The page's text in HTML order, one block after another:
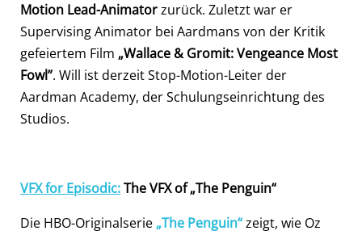
Motion Lead-Animatorzurück. Zuletzt war er
Supervising Animator bei Aardmans von der Kritik
gefeiertem Film „Wallace & Gromit: Vengeance Most
Fowl”. Will ist derzeit Stop-Motion-Leiter der
Aardman Academy, der Schulungseinrichtung des
Studios.
VFX for Episodic:The VFX of „The Penguin“
Die HBO-Originalserie „The Penguin“zeigt, wie Oz